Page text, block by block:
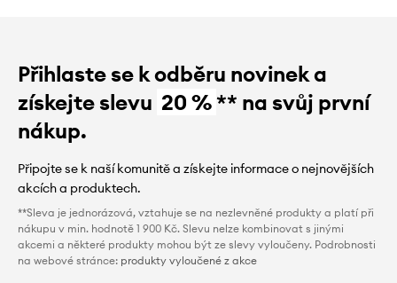
Přihlaste se k odběru novinek a
získejte slevu 20 %** na svůj první
nákup.
Připojte se k naší komunitě a získejte informace o nejnovějších
akcích a produktech.
**Sleva je jednorázová, vztahuje se na nezlevněné produkty a platí při
nákupu v min. hodnotě 1 900 Kč. Slevu nelze kombinovat s jinými
akcemi a některé produkty mohou být ze slevy vyloučeny. Podrobnosti
na webové stránce: produkty vyloučené z akce